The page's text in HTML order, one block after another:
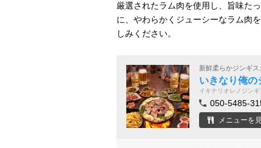
厳選されたラム肉を使用し、旨味た
に、やわらかくジューシーなラム肉
しみください。
新鮮柔らかジンギス
いきなり俺の
イキナリオレノジン
050-5485-
メニューを